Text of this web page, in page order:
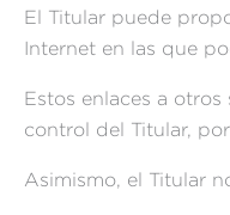
El Titular puede
Internet en las que
Estos enlaces a
control del Titular,
Asimismo, el Titular